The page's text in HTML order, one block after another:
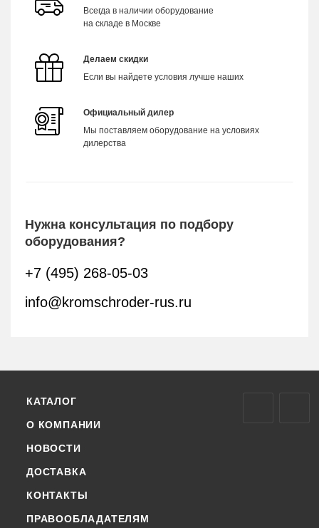
Всегда в наличии оборудование
на складе в Москве
Делаем скидки
Если вы найдете условия лучше наших
Официальный дилер
Мы поставляем оборудование на условиях
дилерства
Нужна консультация по подбору
оборудования?
+7 (495) 268-05-03
info@kromschroder-rus.ru
КАТАЛОГ
О КОМПАНИИ
НОВОСТИ
ДОСТАВКА
КОНТАКТЫ
ПРАВООБЛАДАТЕЛЯМ